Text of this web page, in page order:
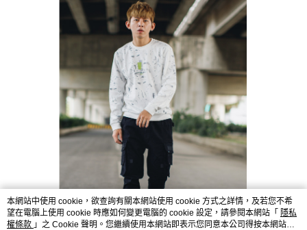
本網站中使用 cookie，欲查詢有關本網站使用 cookie 方式之詳情，及若您不希
望在電腦上使用 cookie 時應如何變更電腦的 cookie 設定，請參閱本網站「 隱私
權條款 」之 Cookie 聲明。您繼續使用本網站即表示您同意本公司得按本網站使